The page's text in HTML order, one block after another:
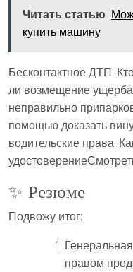
Читать статью
купить машину
Бесконтактное ДТП.
ли возмещение
неправильно
помощью доказать
водительские права.
✨ Резюме
Подвожу итог:
правом